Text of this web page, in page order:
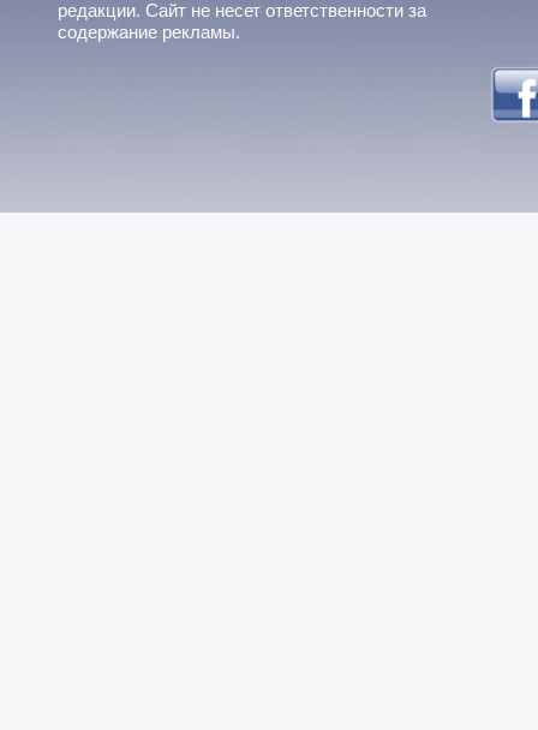
редакции. Сайт не несет ответственности за
содержание рекламы.